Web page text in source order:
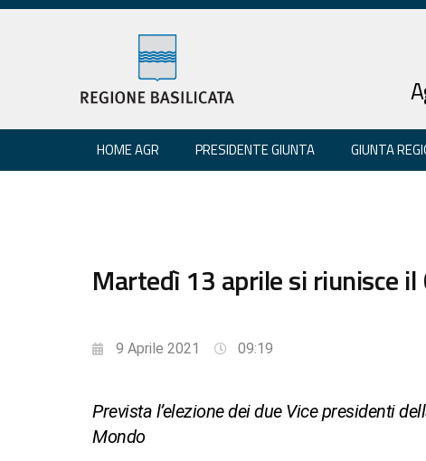
HOME AGR PRESIDENTE GIUNTA GIUNTA
Martedì 13 aprile si riunisce
9 Aprile 2021 09:19
Prevista l’elezione dei due Vice presidenti
Mondo